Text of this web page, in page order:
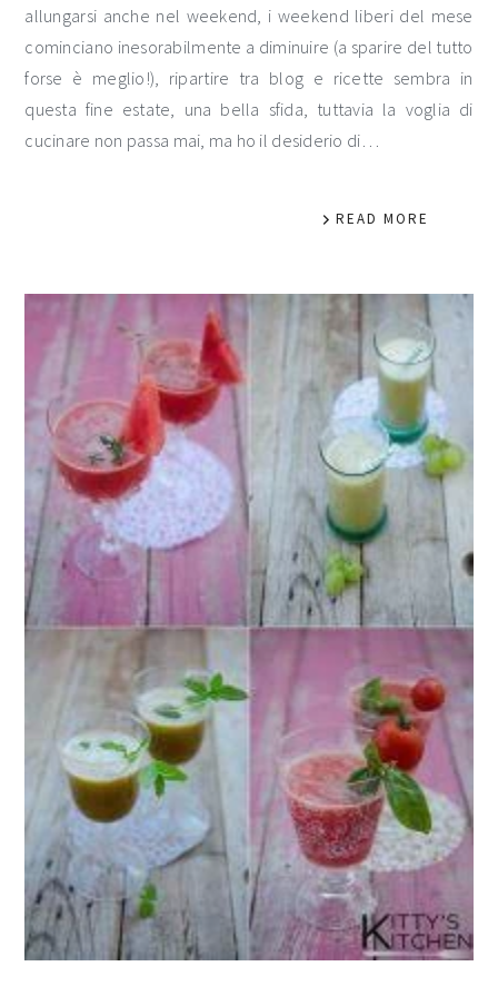
allungarsi anche nel weekend, i weekend liberi del mese
cominciano inesorabilmente a diminuire (a sparire del tutto
forse è meglio!), ripartire tra blog e ricette sembra in
questa fine estate, una bella sfida, tuttavia la voglia di
cucinare non passa mai, ma ho il desiderio di…
READ MORE